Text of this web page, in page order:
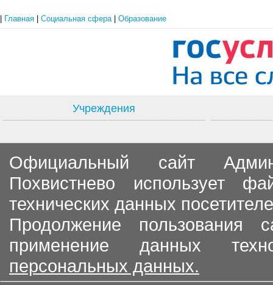
Главная Социальная сфера Образование
Учреждения
Официальный сайт
Похвистнево использует
технических данных
Продолжение пользования
применение данных
персональных данных.